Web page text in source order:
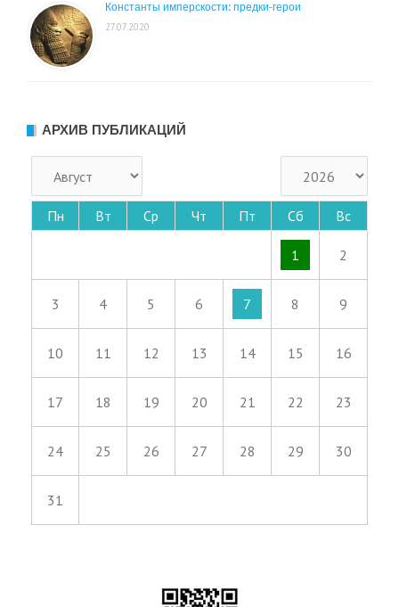
Константы имперскости: предки-герои
27.07.2020
АРХИВ ПУБЛИКАЦИЙ
Пн Вт Ср Чт Пт Сб Вс
1 2
3 4 5 6 7 8 9
10 11 12 13 14 15 16
17 18 19 20 21 22 23
24 25 26 27 28 29 30
31